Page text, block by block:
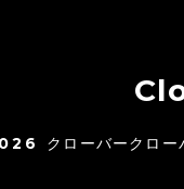
クローバークロー